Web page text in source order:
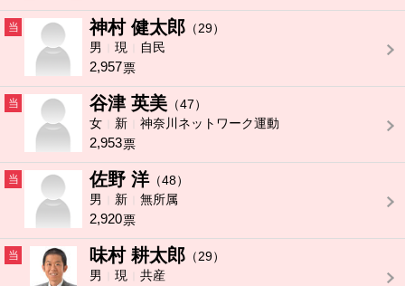
当 神村 健太郎 （29）
男
現 自民
2,957票
当 谷津 英美 （47）
女
新 神奈川ネットワーク運動
2,953票
当 佐野 洋（48）
男
新 無所属
2,920票
当 味村 耕太郎 （29）
男
現 共産